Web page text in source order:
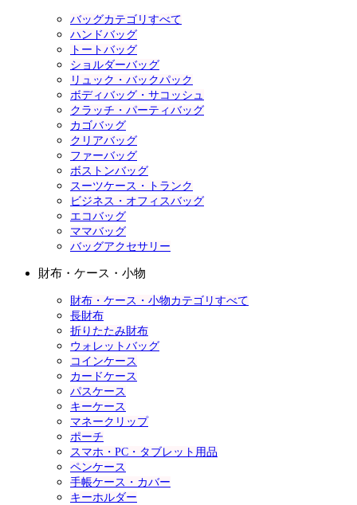
バッグカテゴリすべて
ハンドバッグ
トートバッグ
ショルダーバッグ
リュック・バックパック
ボディバッグ・サコッシュ
クラッチ・パーティバッグ
カゴバッグ
クリアバッグ
ファーバッグ
ボストンバッグ
スーツケース・トランク
ビジネス・オフィスバッグ
エコバッグ
ママバッグ
バッグアクセサリー
財布・ケース・小物
財布・ケース・小物カテゴリすべて
長財布
折りたたみ財布
ウォレットバッグ
コインケース
カードケース
パスケース
キーケース
マネークリップ
ポーチ
スマホ・PC・タブレット用品
ペンケース
手帳ケース・カバー
キーホルダー